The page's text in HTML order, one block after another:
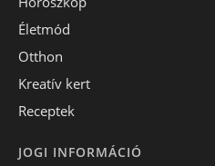
Életmód
Otthon
Kreatív kert
Receptek
JOGI INFORMÁCIÓ